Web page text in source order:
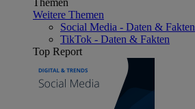
Weitere Themen
Social Media - Daten & Fakten
TikTok - Daten & Fakten
Top Report